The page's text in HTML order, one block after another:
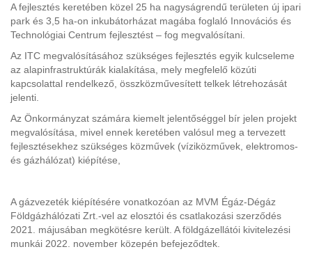
A fejlesztés keretében közel 25 ha nagyságrendű területen új ipari
park és 3,5 ha-on inkubátorházat magába foglaló Innovációs és
Technológiai Centrum fejlesztést – fog megvalósítani.
Az ITC megvalósításához szükséges fejlesztés egyik kulcseleme
az alapinfrastruktúrák kialakítása, mely megfelelő közúti
kapcsolattal rendelkező, összközművesített telkek létrehozását
jelenti.
Az Önkormányzat számára kiemelt jelentőséggel bír jelen projekt
megvalósítása, mivel ennek keretében valósul meg a tervezett
fejlesztésekhez szükséges közművek (víziközművek, elektromos-
és gázhálózat) kiépítése,
A gázvezeték kiépítésére vonatkozóan az MVM Égáz-Dégáz
Földgázhálózati Zrt.-vel az elosztói és csatlakozási szerződés
2021. májusában megkötésre került. A földgázellátói kivitelezési
munkái 2022. november közepén befejeződtek.